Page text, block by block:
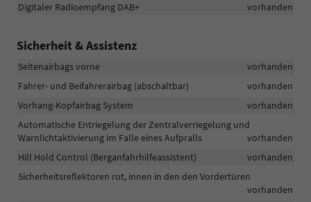
Digitaler Radioempfang DAB+
vorhanden
Sicherheit & Assistenz
Seitenairbags vorne
vorhanden
Fahrer- und Beifahrerairbag (abschaltbar)
vorhanden
Vorhang-Kopfairbag System
vorhanden
Automatische Entriegelung der Zentralverriegelung und
Warnlichtaktivierung im Falle eines Aufpralls
vorhanden
Hill Hold Control (Berganfahrhilfeassistent)
vorhanden
Sicherheitsreflektoren rot, innen in den den Vordertüren
vorhanden